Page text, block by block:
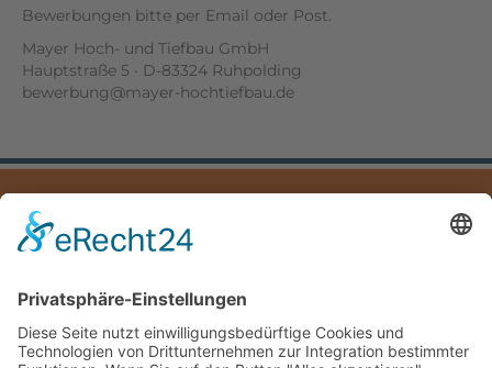
Bewerbungen bitte per Email oder Post.
Mayer Hoch- und Tiefbau GmbH
Hauptstraße 5 · D-83324 Ruhpolding
bewerbung@mayer-hochtiefbau.de
IMPRESSUM
Hauptstraße 5
83324 Ruhpolding